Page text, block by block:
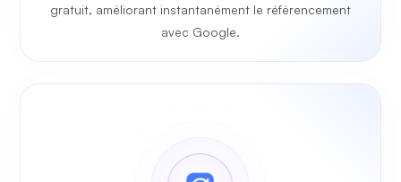
gratuit, améliorant instantanément le référencement
avec Google.